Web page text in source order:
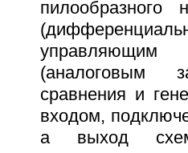
управляющим
(аналоговым
сравнения и
входом,
а выход